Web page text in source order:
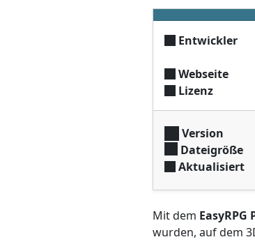
Entwickler
Webseite
Lizenz
Version
Dateigröße
Aktualisiert
Mit dem EasyRPG
wurden, auf dem